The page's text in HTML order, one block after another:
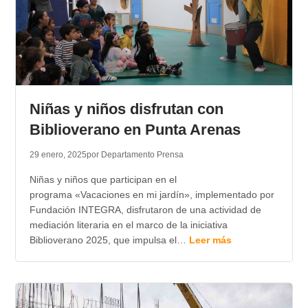
Niñas y niños disfrutan con
Biblioverano en Punta Arenas
29 enero, 2025por Departamento Prensa
Niñas y niños que participan en el
programa «Vacaciones en mi jardín», implementado por
Fundación INTEGRA, disfrutaron de una actividad de
mediación literaria en el marco de la iniciativa
Biblioverano 2025, que impulsa el… Leer más